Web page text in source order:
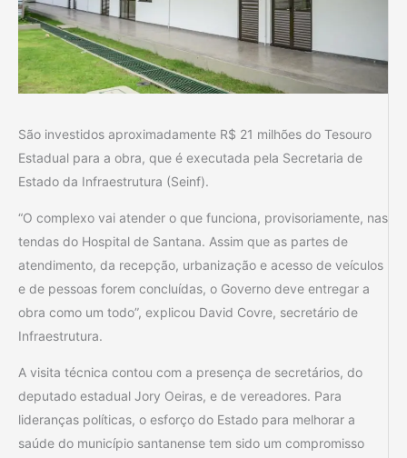
São investidos aproximadamente R$ 21 milhões do Tesouro
Estadual para a obra, que é executada pela Secretaria de
Estado da Infraestrutura (Seinf).
“O complexo vai atender o que funciona, provisoriamente, nas
tendas do Hospital de Santana. Assim que as partes de
atendimento, da recepção, urbanização e acesso de veículos
e de pessoas forem concluídas, o Governo deve entregar a
obra como um todo”, explicou David Covre, secretário de
Infraestrutura.
A visita técnica contou com a presença de secretários, do
deputado estadual Jory Oeiras, e de vereadores. Para
lideranças políticas, o esforço do Estado para melhorar a
saúde do município santanense tem sido um compromisso